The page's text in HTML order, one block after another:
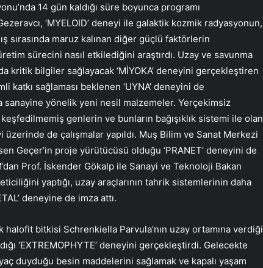
14 gün kaldığı süre boyunca programı
‘MYELOID’ deneyi ile galaktik kozmik radyasyonun,
sırasında maruz kalınan diğer güçlü faktörlerin
sürecini nasıl etkilediğini araştırdı. Uzay ve savunma
kritik bilgiler sağlayacak ‘MİYOKA’ deneyini gerçekleştiren
katkı sağlaması beklenen ‘UYNA’ deneyini de
sanayine yönelik yeni nesil malzemeler. Yerçekimsiz
genlerin ve bunların bağışıklık sistemi ile olan
üzerinde de çalışmalar yapıldı. Muş Bilim ve Sanat Merkezi
Geçer’in proje yürütücüsü olduğu ‘PRANET’ deneyini de
Prof. İskender Gökalp ile Sanayi ve Teknoloji Bakan
yaptığı, uzay araçlarının tahrik sistemlerinin daha
deneyine de imza attı.
halofit bitkisi Schrenkiella Parvula’nın uzay ortamına verdiği
‘EXTREMOPHYTE’ deneyini gerçekleştirdi. Gelecekte
duyduğu besin maddelerini sağlamak ve kapalı yaşam